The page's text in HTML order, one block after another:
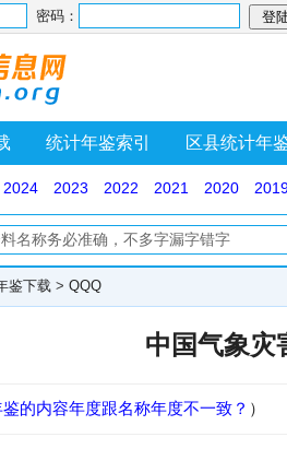
密码：
统计年鉴索引 区县统计年
2024 2023 2022 2021 2020
鉴下载 > QQQ
中国气象灾
的内容年度跟名称年度不一致？ ）